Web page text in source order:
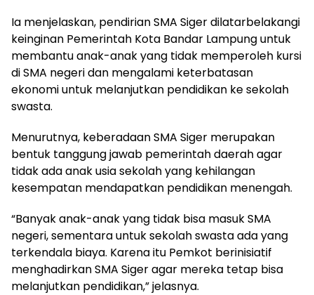
Ia menjelaskan, pendirian SMA Siger dilatarbelakangi
keinginan Pemerintah Kota Bandar Lampung untuk
membantu anak-anak yang tidak memperoleh kursi
di SMA negeri dan mengalami keterbatasan
ekonomi untuk melanjutkan pendidikan ke sekolah
swasta.
Menurutnya, keberadaan SMA Siger merupakan
bentuk tanggung jawab pemerintah daerah agar
tidak ada anak usia sekolah yang kehilangan
kesempatan mendapatkan pendidikan menengah.
“Banyak anak-anak yang tidak bisa masuk SMA
negeri, sementara untuk sekolah swasta ada yang
terkendala biaya. Karena itu Pemkot berinisiatif
menghadirkan SMA Siger agar mereka tetap bisa
melanjutkan pendidikan,” jelasnya.